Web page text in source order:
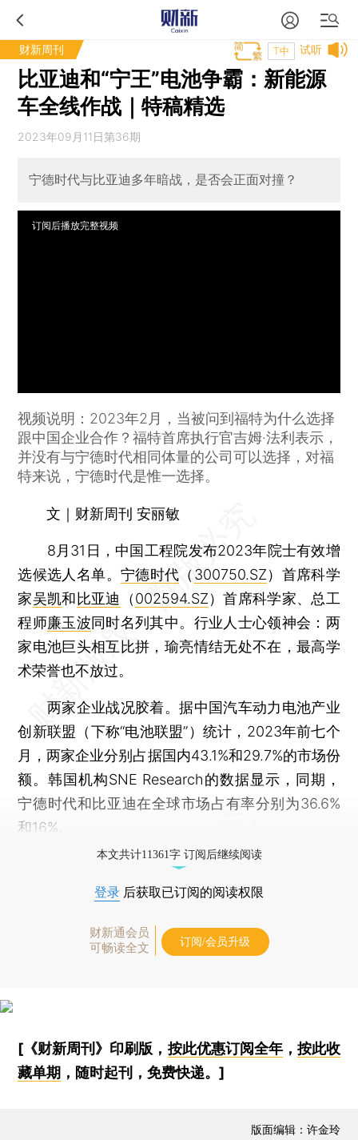
财新周刊 试听
T中
比亚迪和“宁王”电池争霸：新能源
车全线作战｜特稿精选
2023年09月11日第36期
宁德时代与比亚迪多年暗战，是否会正面对撞？
订阅后播放完整视频
视频说明：2023年2月，当被问到福特为什么选择
跟中国企业合作？福特首席执行官吉姆·法利表示，
并没有与宁德时代相同体量的公司可以选择，对福
特来说，宁德时代是惟一选择。
文｜财新周刊 安丽敏
8月31日，中国工程院发布2023年院士有效增
选候选人名单。 宁德时代 （300750.SZ）首席科学
家吴凯和 比亚迪 （002594.SZ）首席科学家、总工
程师廉玉波同时名列其中。行业人士心领神会：两
家电池巨头相互比拼，瑜亮情结无处不在，最高学
术荣誉也不放过。
两家企业战况胶着。据中国汽车动力电池产业
创新联盟（下称“电池联盟”）统计，2023年前七个
月，两家企业分别占据国内43.1%和29.7%的市场份
额。韩国机构SNE Research的数据显示，同期，
宁德时代和比亚迪在全球市场占有率分别为36.6%
和16%。
本文共计11361字 订阅后继续阅读
登录 后获取已订阅的阅读权限
财新通会员
可畅读全文
订阅/会员升级
[《财新周刊》印刷版， 按此优惠订阅全年， 按此收
藏单期 ，随时起刊，免费快递。]
版面编辑：许金玲